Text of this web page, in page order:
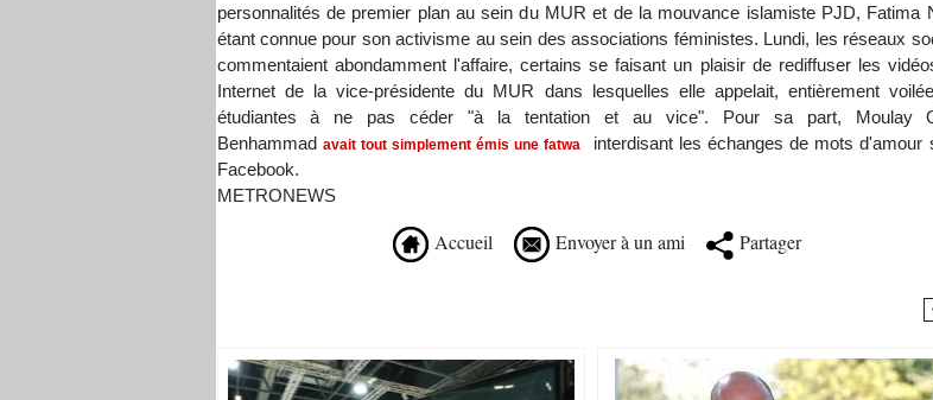
personnalités de premier plan au sein du MUR et de la mouvance islamiste PJD, Fatima
étant connue pour son activisme au sein des associations féministes. Lundi, les réseaux
commentaient abondamment l'affaire, certains se faisant un plaisir de rediffuser les
Internet de la vice-présidente du MUR dans lesquelles elle appelait, entièrement
étudiantes à ne pas céder "à la tentation et au vice". Pour sa part, Moulay
Benhammad avait tout simplement émis une fatwa
interdisant les échanges de mots d'amour
Facebook.
METRONEWS
Accueil Envoyer à un ami Partager